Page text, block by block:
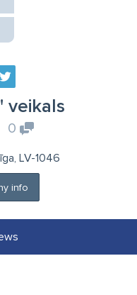
veikals
0
LV-1046
info